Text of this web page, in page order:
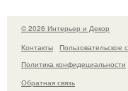
© 2026 Интерьер и Декор
Контакты
Пользовательское
Политика конфидециальности
Обратная связь